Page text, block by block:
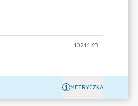
1021.1 KB
METRYCZKA